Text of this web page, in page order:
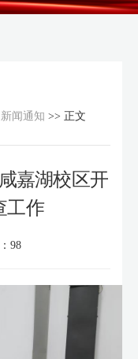
新闻通知 >> 正文
嘉湖校区开
工作
98